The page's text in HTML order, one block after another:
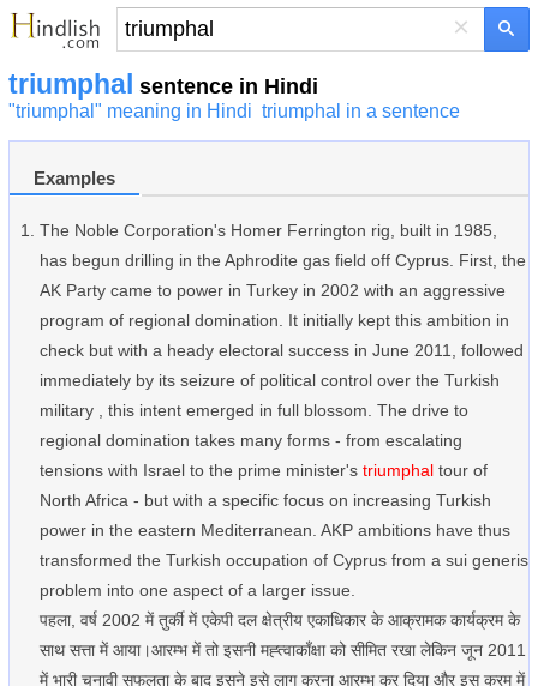
×
triumphal sentence in Hindi
"triumphal" meaning in Hindi triumphal in a sentence
Examples
The Noble Corporation's Homer Ferrington rig, built in 1985,
has begun drilling in the Aphrodite gas field off Cyprus. First, the
AK Party came to power in Turkey in 2002 with an aggressive
program of regional domination. It initially kept this ambition in
check but with a heady electoral success in June 2011, followed
immediately by its seizure of political control over the Turkish
military , this intent emerged in full blossom. The drive to
regional domination takes many forms - from escalating
tensions with Israel to the prime minister's triumphal tour of
North Africa - but with a specific focus on increasing Turkish
power in the eastern Mediterranean. AKP ambitions have thus
transformed the Turkish occupation of Cyprus from a sui generis
problem into one aspect of a larger issue.
पहला, वर्ष 2002 में तुर्की में एकेपी दल क्षेत्रीय एकाधिकार के आक्रामक कार्यक्रम के
साथ सत्ता में आया।आरम्भ में तो इसनी मह्त्वाकाँक्षा को सीमित रखा लेकिन जून 2011
में भारी चुनावी सफलता के बाद इसने इसे लागू करना आरम्भ कर दिया और इस क्रम में